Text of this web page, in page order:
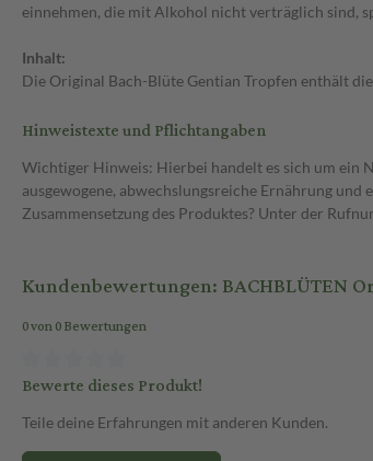
einnehmen, die mit Alkohol nicht verträglich sind,
Inhalt:
Die Original Bach-Blüte Gentian Tropfen enthält
Hinweistexte und Pflichtangaben
Wichtiger Hinweis: Hierbei handelt es sich um ein
ausgewogene, abwechslungsreiche Ernährung
Zusammensetzung des Produktes? Unter der
Kundenbewertungen: BACHBLÜTEN
0 von 0 Bewertungen
Bewerte dieses Produkt!
Teile deine Erfahrungen mit anderen Kunden.